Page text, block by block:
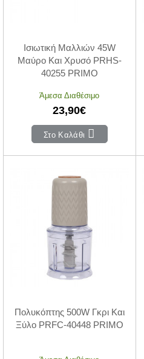
Ισιωτική Μαλλιών 45W
Μαύρο Και Χρυσό PRHS-
40255 PRIMO
Άμεσα Διαθέσιμο
23,90€
Στο Καλάθι
Πολυκόπτης 500W Γκρι Και
Ξύλο PRFC-40448 PRIMO